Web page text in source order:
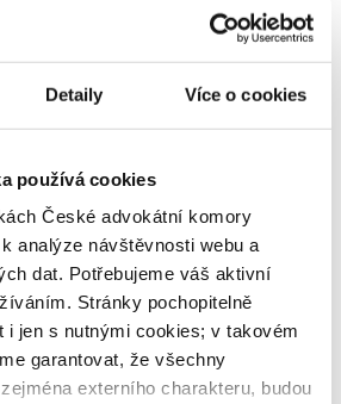
Detaily Více o cookies
používá cookies
České advokátní komory
analýze návštěvnosti webu a
dat. Potřebujeme váš aktivní
Stránky pochopitelně
i jen s nutnými cookies; v takovém
garantovat, že všechny
externího charakteru, budou
S FIRMOU